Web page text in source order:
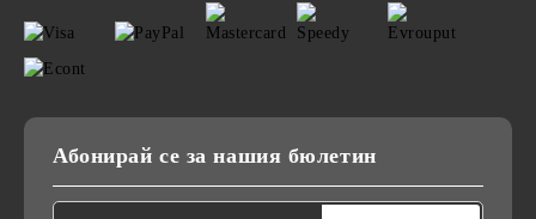
Абонирай се за нашия бюлетин